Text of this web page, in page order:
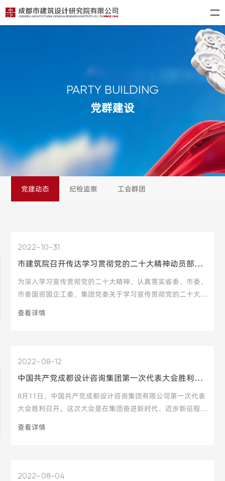
PARTY BUILDING
党群建设
党建动态 纪检监察 工会群团
10-31
2022
市建筑院召开传达学习贯彻党的二十大精神动员部署会
为深入学习宣传贯彻党的二十大精神，认真落实省委、市委、
市委国资国企工委、集团党委关于学习宣传贯彻党的二十大精
神的决策部署，10月29日下午，市建筑院召开传达学习贯彻
党的二十大精神动员部署会。集团党委委员、副总经理，院党
查看详情
08-12
2022
中国共产党成都设计咨询集团第一次代表大会胜利召开
8月11日，中国共产党成都设计咨询集团有限公司第一次代表
大会胜利召开。这次大会是在集团奋进新时代、迈步新征程的
关键时期召开的一次十分重要的会议。
查看详情
08-04
2022